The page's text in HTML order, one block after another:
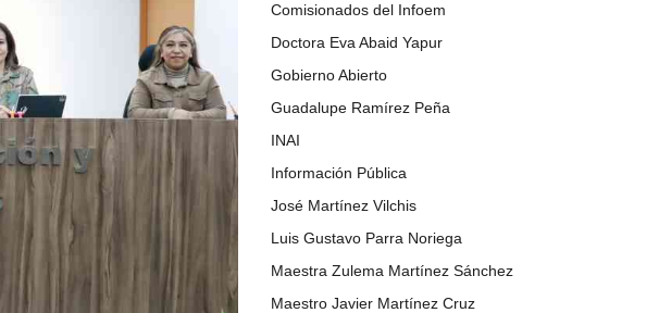
Comisionados del Infoem
Doctora Eva Abaid Yapur
Gobierno Abierto
Guadalupe Ramírez Peña
INAI
Información Pública
José Martínez Vilchis
Luis Gustavo Parra Noriega
Maestra Zulema Martínez Sánchez
Maestro Javier Martínez Cruz